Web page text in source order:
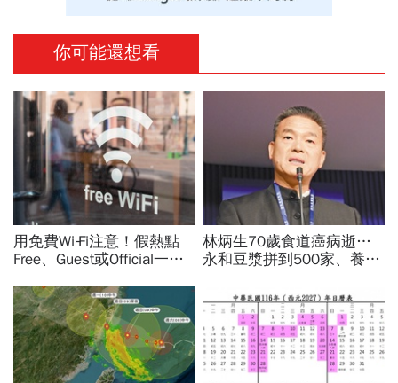
你可能還想看
用免費Wi‑Fi注意！假熱點
Free、Guest或Official一按
解：6大自保原則快看
林炳生70歲食道癌病逝…
永和豆漿拼到500家、養生
期5症狀：高危險因子是它